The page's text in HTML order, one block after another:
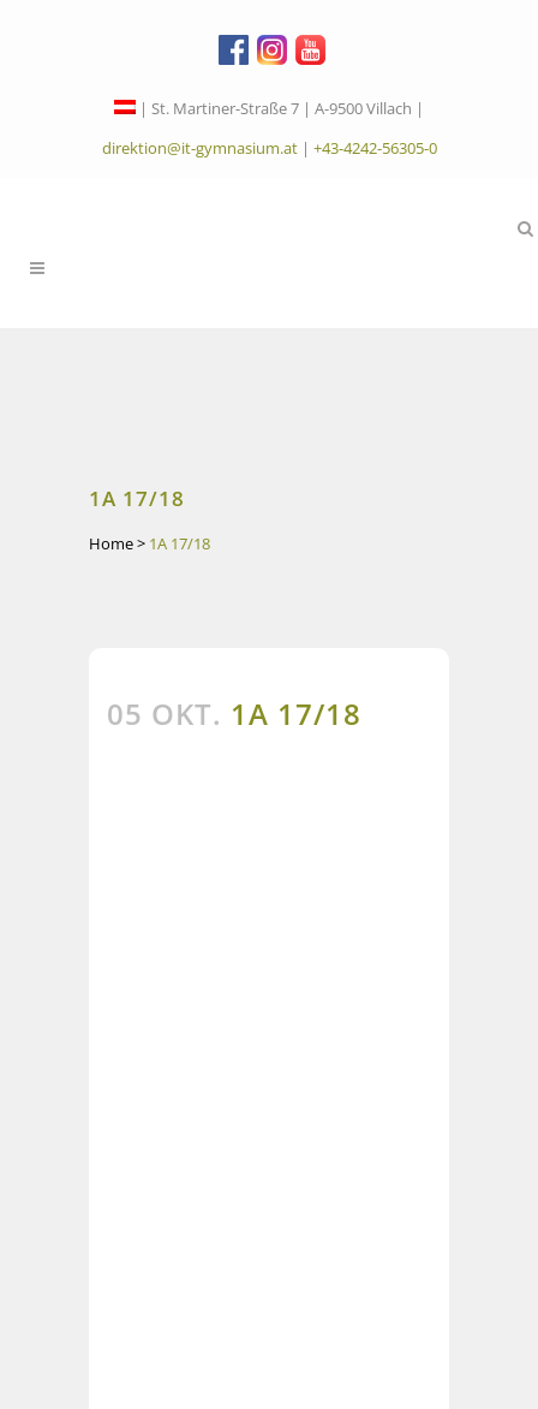
| St. Martiner-Straße 7 | A-9500 Villach |
direktion@it-gymnasium.at| +43-4242-56305-0
1A 17/18
Home> 1A 17/18
05 OKT. 1A 17/18